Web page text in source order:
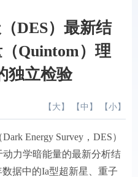
DES）最新结
Quintom）理
独立检验
【 大 】 【 中 】 【 小 】
Energy Survey，DES）
力学暗能量的最新分析结
据中的Ia型超新星、重子